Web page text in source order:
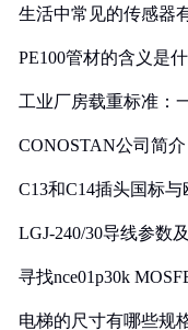
生活中常见的传感器
PE100管材的含义是
工业厂房载重标准：
CONOSTAN公司简介
C13和C14插头国标
LGJ-240/30导线参数
寻找nce01p30k
电梯的尺寸有哪些规